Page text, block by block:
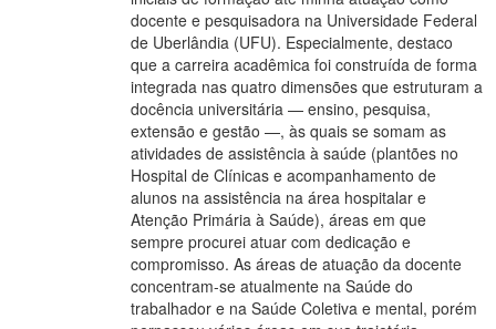
docente e pesquisadora na Universidade Federal
de Uberlândia (UFU). Especialmente, destaco
que a carreira acadêmica foi construída de forma
integrada nas quatro dimensões que estruturam a
docência universitária — ensino, pesquisa,
extensão e gestão —, às quais se somam as
atividades de assistência à saúde (plantões no
Hospital de Clínicas e acompanhamento de
alunos na assistência na área hospitalar e
Atenção Primária à Saúde), áreas em que
sempre procurei atuar com dedicação e
compromisso. As áreas de atuação da docente
concentram-se atualmente na Saúde do
trabalhador e na Saúde Coletiva e mental, porém